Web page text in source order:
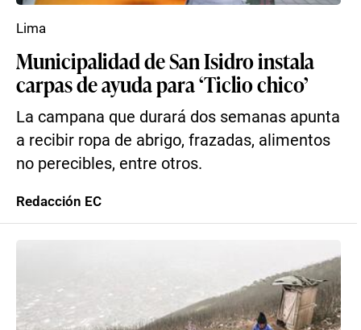
Municipalidad de San Isidro instala
carpas de ayuda para ‘Ticlio chico’
La campana que durará dos semanas apunta
a recibir ropa de abrigo, frazadas, alimentos
no perecibles, entre otros.
Lima
Redacción EC